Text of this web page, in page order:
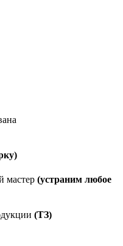
мастер (устраним любое
(ТЗ)